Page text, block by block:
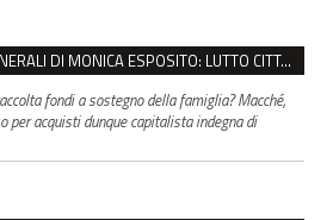
MARTEDÌ 28 LUGLIO I FUNERALI DI MONICA ESPOSITO: LUTTO CITTADINO A MODENA E NONANTOLA
fondi a sostegno della famiglia? Macché,
per acquisti dunque capitalista indegna di